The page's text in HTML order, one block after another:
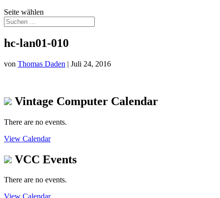
Seite wählen
hc-lan01-010
von Thomas Daden | Juli 24, 2016
Vintage Computer Calendar
There are no events.
View Calendar
VCC Events
There are no events.